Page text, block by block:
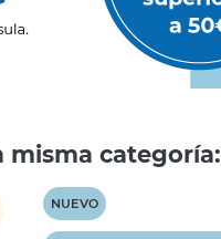
misma categoría:
NUEVO